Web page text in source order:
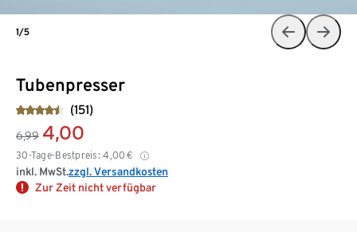
Tubenpresser
(151)
6,99 4,00
30-Tage-Bestpreis: 4,00 €
inkl. MwSt.zzgl. Versandkosten
Zur Zeit nicht verfügbar
1/5